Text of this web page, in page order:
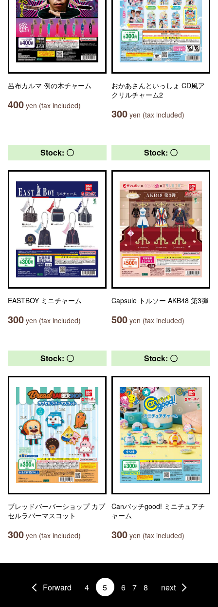
呂布カルマ 例の木チャーム
400 yen (tax included)
おかあさんといっしょ CD風ア
クリルチャーム2
300 yen (tax included)
Stock: 〇
EASTBOY ミニチャーム
300 yen (tax included)
Stock: 〇
Capsule トルソー AKB48 第3弾
500 yen (tax included)
Stock: 〇
ブレッドバーバーショップ カプ
セルラバーマスコット
300 yen (tax included)
Stock: 〇
Canバッチgood! ミニチュアチ
ャーム
300 yen (tax included)
Forward 4 5 6 7 8 next